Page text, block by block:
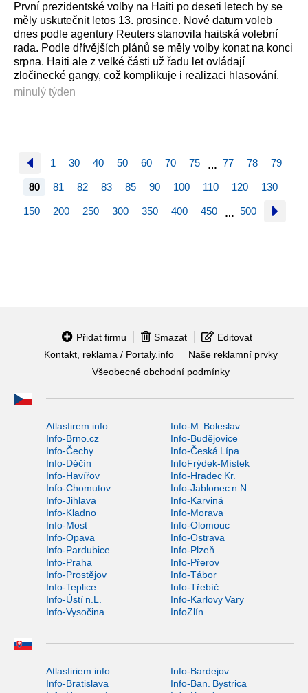
První prezidentské volby na Haiti po deseti letech by se
měly uskutečnit letos 13. prosince. Nové datum voleb
dnes podle agentury Reuters stanovila haitská volební
rada. Podle dřívějších plánů se měly volby konat na konci
srpna. Haiti ale z velké části už řadu let ovládají
zločinecké gangy, což komplikuje i realizaci hlasování.
minulý týden
1 30 40 50 60 70 75 … 77 78 79
80 81 82 83 85 90 100 110 120 130
150 200 250 300 350 400 450 … 500
Přidat firmu Smazat
Editovat
Kontakt, reklama / Portaly.info
Naše reklamní prvky
Všeobecné obchodní podmínky
Atlasfirem.info
Info-M. Boleslav
Info-Brno.cz
Info-Budějovice
Info-Čechy
Info-Česká Lípa
Info-Děčín
InfoFrýdek-Místek
Info-Havířov
Info-Hradec Kr.
Info-Chomutov
Info-Jablonec n.N.
Info-Jihlava
Info-Karviná
Info-Kladno
Info-Morava
Info-Most
Info-Olomouc
Info-Opava
Info-Ostrava
Info-Pardubice
Info-Plzeň
Info-Praha
Info-Přerov
Info-Prostějov
Info-Tábor
Info-Teplice
Info-Třebíč
Info-Ústí n.L.
Info-Karlovy Vary
Info-Vysočina
InfoZlín
Atlasfiriem.info
Info-Bardejov
Info-Bratislava
Info-Ban. Bystrica